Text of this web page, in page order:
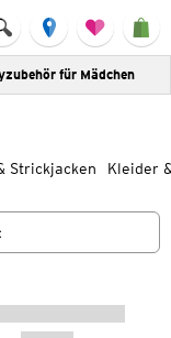
für Mädchen
Strickjacken Kleider